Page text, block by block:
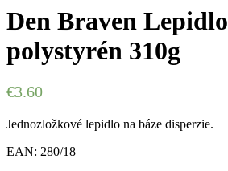
Den Braven
polystyrén 310g
€3.60
Jednozložkové lepidlo na báze disperzie.
EAN: 280/18